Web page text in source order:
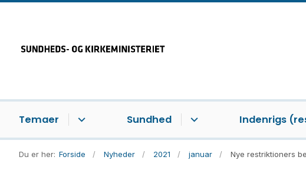
Temaer Sundhed Indenrigs
Du er her: Forside Nyheder 2021 januar Nye restriktioners